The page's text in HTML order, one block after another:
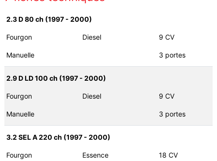
2.3 D 80 ch (1997 - 2000)
Fourgon Diesel 9 CV
Manuelle 3 portes
2.9 D LD 100 ch (1997 - 2000)
Fourgon Diesel 9 CV
Manuelle 3 portes
3.2 SEL A 220 ch (1997 - 2000)
Fourgon Essence 18 CV